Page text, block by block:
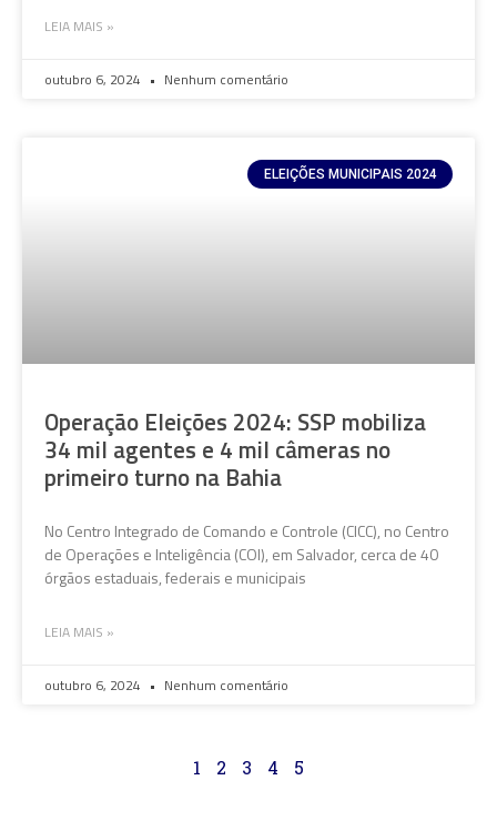
LEIA MAIS »
outubro 6, 2024 Nenhum comentário
ELEIÇÕES MUNICIPAIS 2024
Operação Eleições 2024: SSP mobiliza
34 mil agentes e 4 mil câmeras no
primeiro turno na Bahia
No Centro Integrado de Comando e Controle (CICC), no Centro
de Operações e Inteligência (COI), em Salvador, cerca de 40
órgãos estaduais, federais e municipais
LEIA MAIS »
outubro 6, 2024 Nenhum comentário
1 2 3 4 5